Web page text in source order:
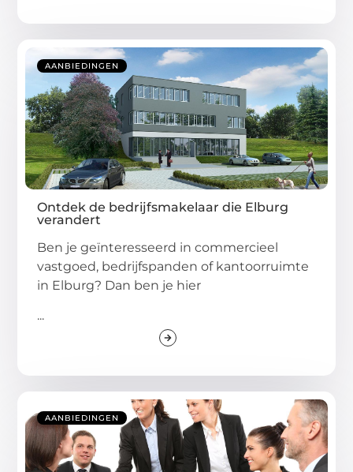
AANBIEDINGEN
Ontdek de bedrijfsmakelaar die Elburg
verandert
Ben je geïnteresseerd in commercieel
vastgoed, bedrijfspanden of kantoorruimte
in Elburg? Dan ben je hier
...
AANBIEDINGEN